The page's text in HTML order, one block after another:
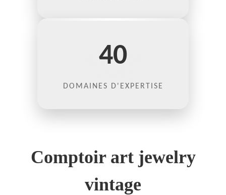
40
DOMAINES D'EXPERTISE
Comptoir art jewelry
vintage